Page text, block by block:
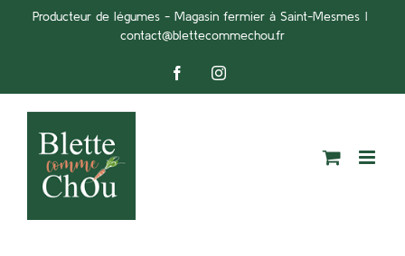
PasserProducteur de légumes - Magasin fermier à Saint-Mesmes |
contact@blettecommechou.fr
FacebookInstagram